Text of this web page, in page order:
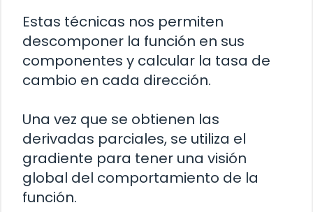
Estas técnicas nos permiten
descomponer la función en sus
componentes y calcular la tasa de
cambio en cada dirección.
Una vez que se obtienen las
derivadas parciales, se utiliza el
gradiente para tener una visión
global del comportamiento de la
función.